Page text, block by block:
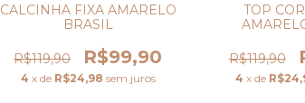
CALCINHA FIXA AMARELO
BRASIL
R$119,90 R$99,90
4 x de R$24,98 sem juros
TOP
R$119,90
4 x de